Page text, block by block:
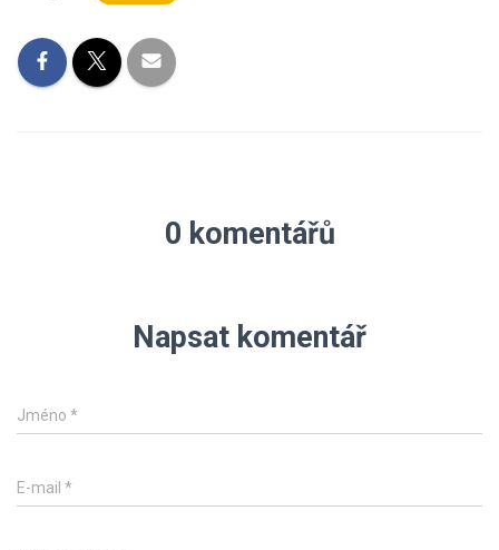
0 komentářů
Napsat komentář
Jméno *
E-mail *